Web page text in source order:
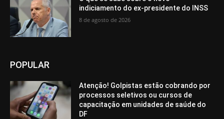
indiciamento do ex-presidente do INSS
8 de agosto de 2026
POPULAR
Atenção! Golpistas estão cobrando por
processos seletivos ou cursos de
capacitação em unidades de saúde do
DF